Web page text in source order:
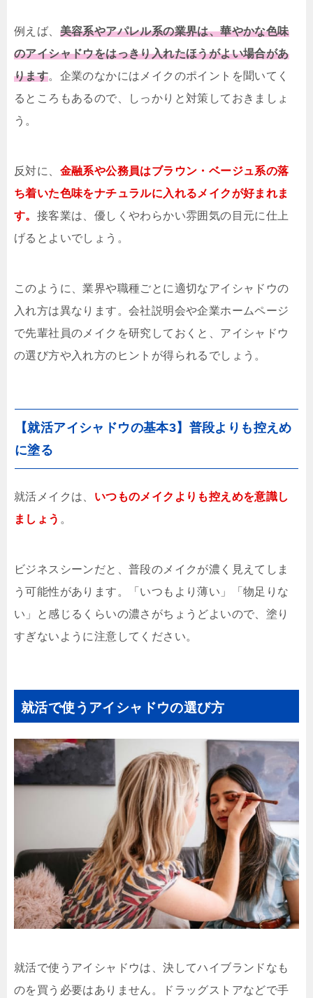
例えば、 美容系やアパレル系の業界は、華やかな色味
のアイシャドウをはっきり入れたほうがよい場合があ
ります。企業のなかにはメイクのポイントを聞いてく
るところもあるので、しっかりと対策しておきましょ
う。
反対に、 金融系や公務員はブラウン・ベージュ系の落
ち着いた色味をナチュラルに入れるメイクが好まれま
す。 接客業は、優しくやわらかい雰囲気の目元に仕上
げるとよいでしょう。
このように、業界や職種ごとに適切なアイシャドウの
入れ方は異なります。会社説明会や企業ホームページ
で先輩社員のメイクを研究しておくと、アイシャドウ
の選び方や入れ方のヒントが得られるでしょう。
【就活アイシャドウの基本3】普段よりも控えめ
に塗る
就活メイクは、 いつものメイクよりも控えめを意識し
ましょう 。
ビジネスシーンだと、普段のメイクが濃く見えてしま
う可能性があります。「いつもより薄い」「物足りな
い」と感じるくらいの濃さがちょうどよいので、塗り
すぎないように注意してください。
就活で使うアイシャドウの選び方
就活で使うアイシャドウは、決してハイブランドなも
のを買う必要はありません。ドラッグストアなどで手